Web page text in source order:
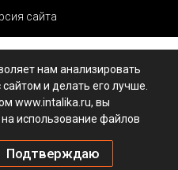
нам анализировать
и делать его лучше.
www.intalika.ru, вы
использование файлов
Подтверждаю
сайта